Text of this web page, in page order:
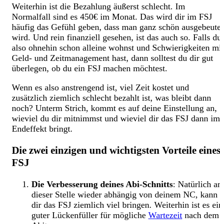
Weiterhin ist die Bezahlung äußerst schlecht. Im
Normalfall sind es 450€ im Monat. Das wird dir im FSJ
häufig das Gefühl geben, dass man ganz schön
wird. Und rein finanziell gesehen, ist das auch so. Falls
also ohnehin schon alleine wohnst und Schwierigkeiten
Geld- und Zeitmanagement hast, dann solltest du dir gut
überlegen, ob du ein FSJ machen möchtest.
Wenn es also anstrengend ist, viel Zeit kostet und
zusätzlich ziemlich schlecht bezahlt ist, was bleibt dann
noch? Unterm Strich, kommt es auf deine Einstellung an,
wieviel du dir mitnimmst und wieviel dir das FSJ dann im
Endeffekt bringt.
Die zwei einzigen und wichtigsten Vorteile eines
FSJ
Die Verbesserung deines Abi-Schnitts: Natürlich
dieser Stelle wieder abhängig von deinem NC, kann
dir das FSJ ziemlich viel bringen. Weiterhin ist es
guter Lückenfüller für mögliche Wartezeit nach dem